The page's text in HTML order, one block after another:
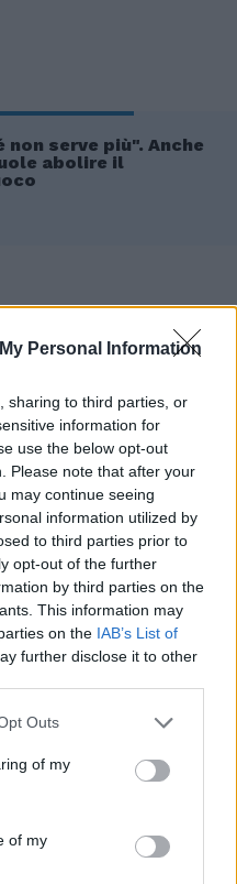
Personal Information
sharing to third parties, or
information for
use the below opt-out
Please note that after your
may continue seeing
information utilized by
to third parties prior to
opt-out of the further
by third parties on the
This information may
on the IAB’s List of
further disclose it to other
Outs
of my
of my
non serve più". Anche
abolire il